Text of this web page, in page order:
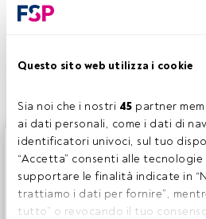
Questo sito web utilizza i cookie
Sia noi che i nostri 45 partner
ai dati personali, come i dati di
identificatori univoci, sul tuo
“Accetta” consenti alle
supportare le finalità indicate in
trattiamo i dati per fornire”,
tutto” o revocando il tuo
Questo è un articolo riservato agli
sei già registrato, accedi tramite il
hai ancora un account, ti
tutti i contenuti che FundsPeople